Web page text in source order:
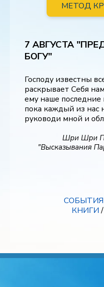
МЕТОД
7 АВГУСТА
БОГУ"
Господу известны
раскрывает Себя
ему наше
пока каждый из нас
руководи мной и
Шри Шри
"Высказывания
СОБЫТИЯ
КНИГИ/